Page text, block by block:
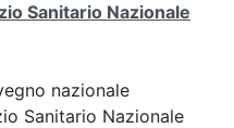
Sanitario Nazionale
nazionale
Sanitario Nazionale